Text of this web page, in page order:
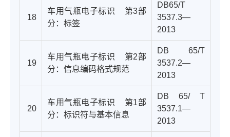
18
车用气瓶电子标识 第3部
分：标签
DB65/T
3537.3—
2013
19
车用气瓶电子标识 第2部
分：信息编码格式规范
DB 65/T
3537.2—
2013
20
车用气瓶电子标识 第1部
分：标识符与基本信息
DB 65/ T
3537.1—
2013